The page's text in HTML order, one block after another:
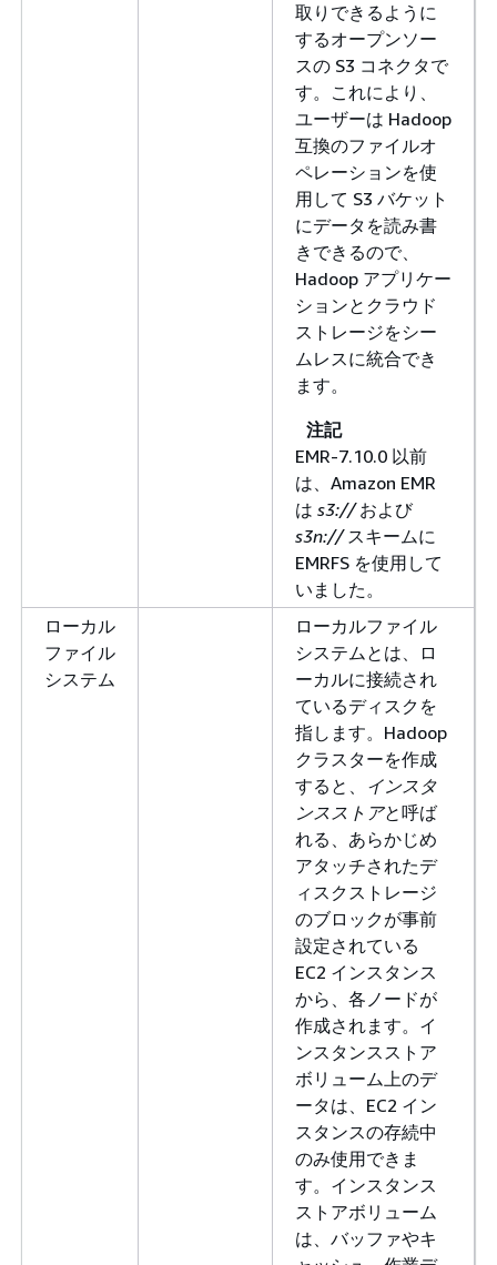
取りできるように
するオープンソー
スの S3 コネクタで
す。これにより、
ユーザーは Hadoop
互換のファイルオ
ペレーションを使
用して S3 バケット
にデータを読み書
きできるので、
Hadoop アプリケー
ションとクラウド
ストレージをシー
ムレスに統合でき
ます。
注記
EMR-7.10.0 以前
は、Amazon EMR
は s3://および
s3n://スキームに
EMRFS を使用して
いました。
ローカル
ファイル
システム
ローカルファイル
システムとは、ロ
ーカルに接続され
ているディスクを
指します。Hadoop
クラスターを作成
すると、 インスタ
ンスストアと呼ば
れる、あらかじめ
アタッチされたデ
ィスクストレージ
のブロックが事前
設定されている
EC2 インスタンス
から、各ノードが
作成されます。イ
ンスタンスストア
ボリューム上のデ
ータは、EC2 イン
スタンスの存続中
のみ使用できま
す。インスタンス
ストアボリューム
は、バッファやキ